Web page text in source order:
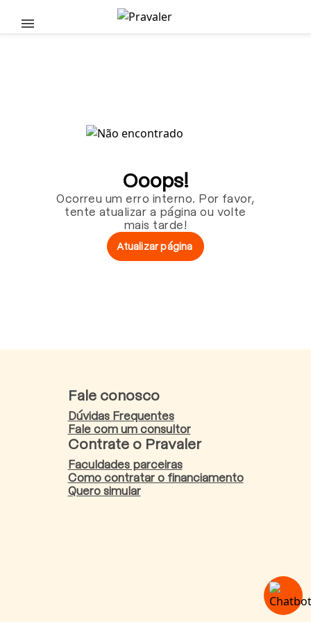
Pular para o conteúdo principal
Ooops!
Ocorreu um erro interno. Por favor,
tente atualizar a página ou volte
mais tarde!
Atualizar página
Fale conosco
Dúvidas Frequentes
Fale com um consultor
Contrate o Pravaler
Faculdades parceiras
Como contratar o financiamento
Quero simular